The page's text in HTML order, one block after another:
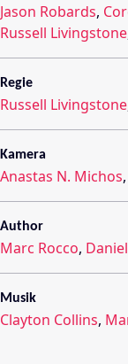
Jason Robards,
Russell Livingstone
Regie
Russell Livingstone
Kamera
Anastas N. Michos,
Author
Marc Rocco,
Musik
Clayton Collins,